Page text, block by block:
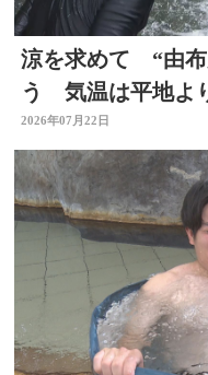
涼を求めて “由布
う 気温は平地よ
涼しい風も 大分
2026年07月22日